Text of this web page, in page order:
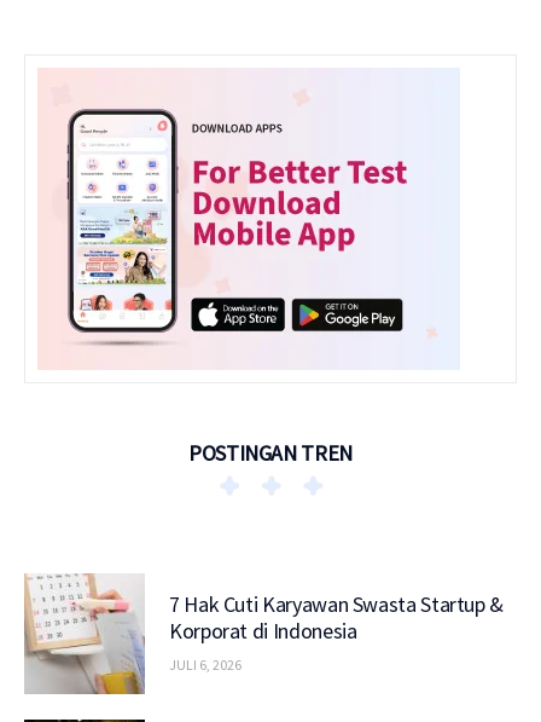
POSTINGAN TREN
7 Hak Cuti Karyawan Swasta Startup &
Korporat di Indonesia
JULI 6, 2026